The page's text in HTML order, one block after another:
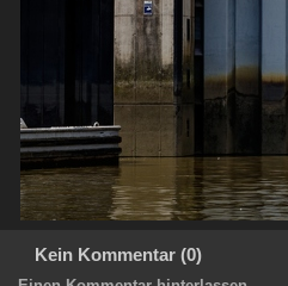
Kein Kommentar (0)